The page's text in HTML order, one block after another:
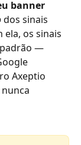
banner
dos sinais
ela, os sinais
padrão —
Axeptio